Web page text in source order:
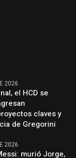
2026
el HCD se
claves y
de Gregorini
2026
murió Jorge,